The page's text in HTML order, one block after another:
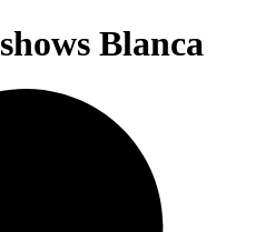
Blanca